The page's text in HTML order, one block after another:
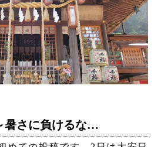
暑さに負けるな…